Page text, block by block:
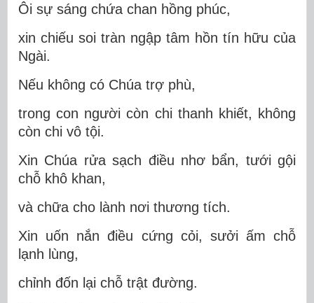
Ôi sự sáng chứa chan hồng phúc,
xin chiếu soi tràn ngập tâm hồn tín hữu của
Ngài.
Nếu không có Chúa trợ phù,
trong con người còn chi thanh khiết, không
còn chi vô tội.
Xin Chúa rửa sạch điều nhơ bẩn, tưới gội
chỗ khô khan,
và chữa cho lành nơi thương tích.
Xin uốn nắn điều cứng cỏi, sưởi ấm chỗ
lạnh lùng,
chỉnh đốn lại chỗ trật đường.